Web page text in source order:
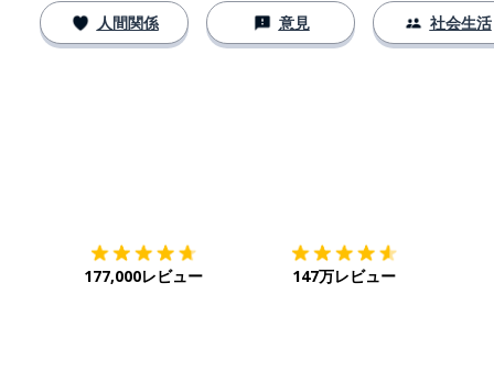
人間関係 意見 社会生活
177,000レビュー 147万レビュー